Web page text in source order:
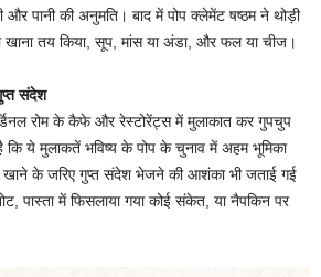
और पानी की अनुमति। बाद में पोप क्लेमेंट षष्ठम ने थोड़ी
खाना तय किया, सूप, मांस या अंडा, और फल या चीज।
संदेश
रोम के कैफे और रेस्टोरेंट्स में मुलाकात कर गुपचुप
कि ये मुलाकतें भविष्य के पोप के चुनाव में अहम भूमिका
खाने के जरिए गुप्त संदेश भेजने की आशंका भी जताई गई
पास्ता में फिसलाया गया कोई संकेत, या नैपकिन पर